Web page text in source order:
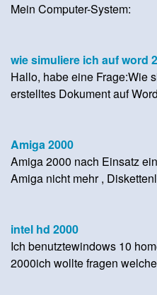
Mein Computer-
wie simuliere ich auf word
Hallo, habe eine Frage:Wie
erstelltes Dokument auf
Amiga 2000
Amiga 2000 nach Einsatz
Amiga nicht mehr ,
intel hd 2000
Ich benutztewindows 10
2000ich wollte fragen